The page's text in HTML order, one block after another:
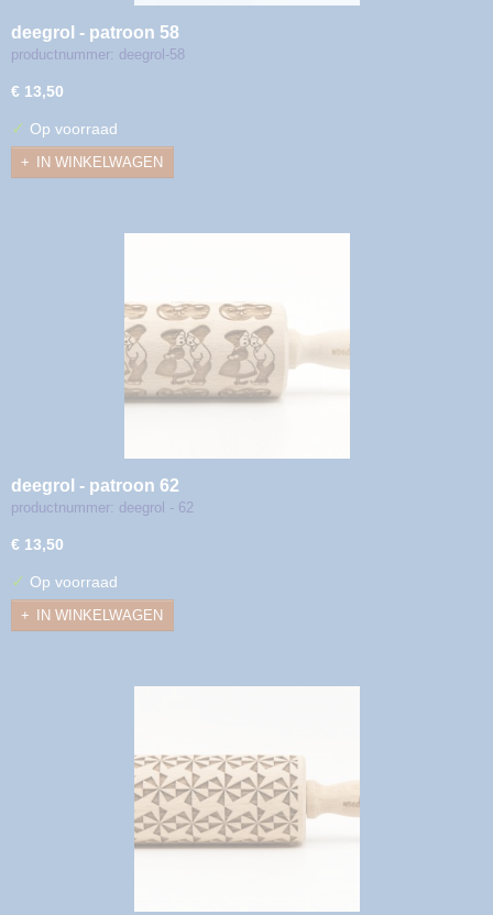
deegrol - patroon 58
productnummer: deegrol-58
€ 13,50
✓ Op voorraad
IN WINKELWAGEN
deegrol - patroon 62
productnummer: deegrol - 62
€ 13,50
✓ Op voorraad
IN WINKELWAGEN